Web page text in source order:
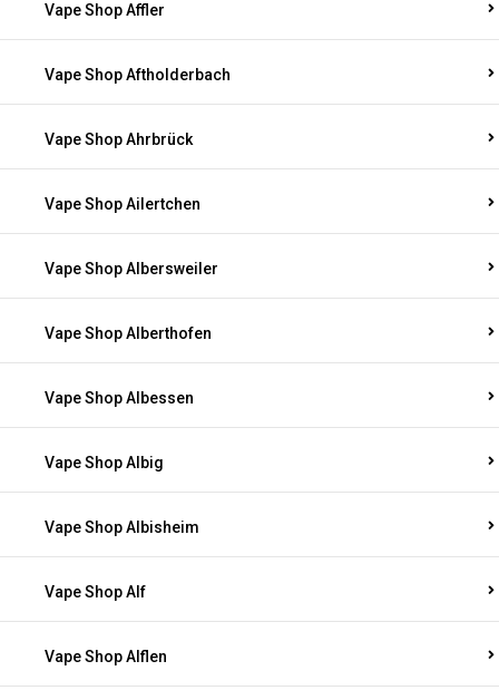
Vape Shop Affler
Vape Shop Aftholderbach
Vape Shop Ahrbrück
Vape Shop Ailertchen
Vape Shop Albersweiler
Vape Shop Alberthofen
Vape Shop Albessen
Vape Shop Albig
Vape Shop Albisheim
Vape Shop Alf
Vape Shop Alflen